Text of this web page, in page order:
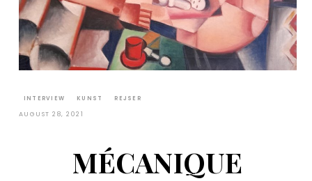
INTERVIEW KUNST REJSER
AUGUST 28, 2021
MÉCANIQUE